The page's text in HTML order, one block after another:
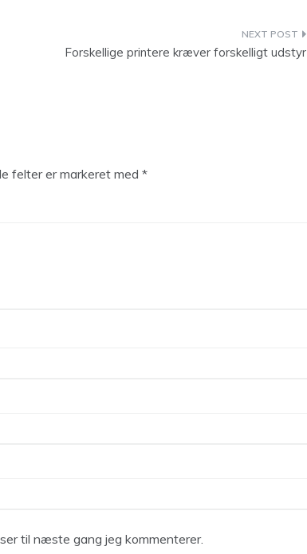
Forskellige printere kræver forskelligt udstyr
felter er markeret med *
til næste gang jeg kommenterer.